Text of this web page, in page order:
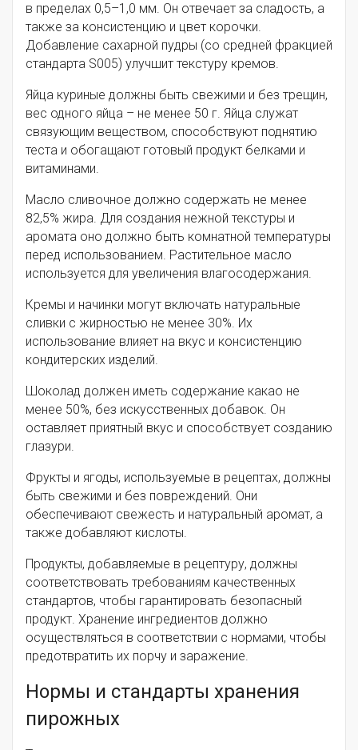
в пределах 0,5–1,0 мм. Он отвечает за сладость, а
также за консистенцию и цвет корочки.
Добавление сахарной пудры (со средней фракцией
стандарта S005) улучшит текстуру кремов.
Яйца куриные должны быть свежими и без трещин,
вес одного яйца – не менее 50 г. Яйца служат
связующим веществом, способствуют поднятию
теста и обогащают готовый продукт белками и
витаминами.
Масло сливочное должно содержать не менее
82,5% жира. Для создания нежной текстуры и
аромата оно должно быть комнатной температуры
перед использованием. Растительное масло
используется для увеличения влагосодержания.
Кремы и начинки могут включать натуральные
сливки с жирностью не менее 30%. Их
использование влияет на вкус и консистенцию
кондитерских изделий.
Шоколад должен иметь содержание какао не
менее 50%, без искусственных добавок. Он
оставляет приятный вкус и способствует созданию
глазури.
Фрукты и ягоды, используемые в рецептах, должны
быть свежими и без повреждений. Они
обеспечивают свежесть и натуральный аромат, а
также добавляют кислоты.
Продукты, добавляемые в рецептуру, должны
соответствовать требованиям качественных
стандартов, чтобы гарантировать безопасный
продукт. Хранение ингредиентов должно
осуществляться в соответствии с нормами, чтобы
предотвратить их порчу и заражение.
Нормы и стандарты хранения
пирожных